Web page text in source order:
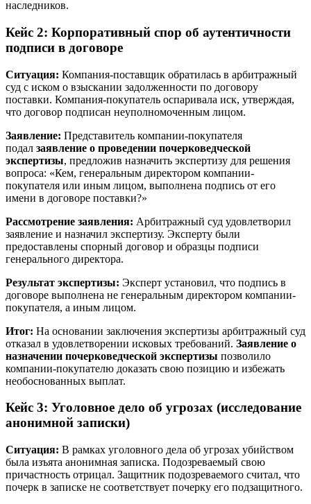
наследников.
Кейс 2: Корпоративный спор об аутентичности
подписи в договоре
Ситуация: Компания-поставщик обратилась в арбитражный
суд с иском о взыскании задолженности по договору
поставки. Компания-покупатель оспаривала иск, утверждая,
что договор подписан неуполномоченным лицом.
Заявление: Представитель компании-покупателя
подал заявление о проведении почерковедческой
экспертизы, предложив назначить экспертизу для решения
вопроса: «Кем, генеральным директором компании-
покупателя или иным лицом, выполнена подпись от его
имени в договоре поставки?»
Рассмотрение заявления: Арбитражный суд удовлетворил
заявление и назначил экспертизу. Эксперту были
предоставлены спорный договор и образцы подписи
генерального директора.
Результат экспертизы: Эксперт установил, что подпись в
договоре выполнена не генеральным директором компании-
покупателя, а иным лицом.
Итог: На основании заключения экспертизы арбитражный суд
отказал в удовлетворении исковых требований. Заявление о
назначении почерковедческой экспертизы позволило
компании-покупателю доказать свою позицию и избежать
необоснованных выплат.
Кейс 3: Уголовное дело об угрозах (исследование
анонимной записки)
Ситуация: В рамках уголовного дела об угрозах убийством
была изъята анонимная записка. Подозреваемый свою
причастность отрицал. Защитник подозреваемого считал, что
почерк в записке не соответствует почерку его подзащитного.